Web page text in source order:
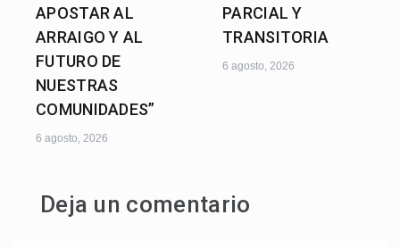
APOSTAR AL
ARRAIGO Y AL
FUTURO DE
NUESTRAS
COMUNIDADES”
6 agosto, 2026
PARCIAL Y
TRANSITORIA
6 agosto, 2026
Deja un comentario